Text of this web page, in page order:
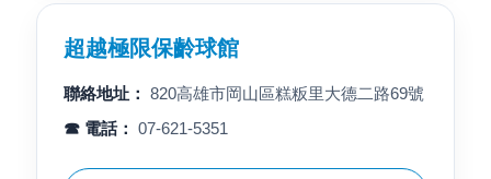
超越極限保齡球館
聯絡地址： 820高雄市岡山區糕粄里大德二路69號
☎ 電話： 07-621-5351